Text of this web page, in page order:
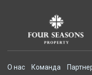
О нас Команда